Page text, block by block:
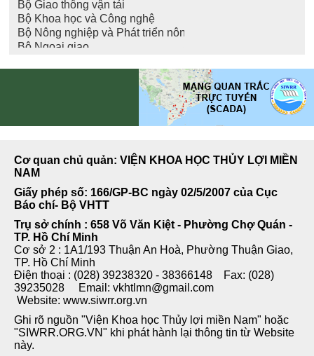
Cơ quan chủ quản: VIỆN KHOA HỌC THỦY LỢI MIỀN
NAM
Giấy phép số: 166/GP-BC ngày 02/5/2007 của Cục
Báo chí- Bộ VHTT
Trụ sở chính : 658 Võ Văn Kiệt - Phường Chợ Quán -
TP. Hồ Chí Minh
Cơ sở 2 : 1A1/193 Thuận An Hoà, Phường Thuận Giao,
TP. Hồ Chí Minh
Điện thoại : (028) 39238320 - 38366148 Fax: (028)
39235028 Email: vkhtlmn@gmail.com
Website: www.siwrr.org.vn
Ghi rõ nguồn "Viện Khoa học Thủy lợi miền Nam" hoặc
"SIWRR.ORG.VN" khi phát hành lại thông tin từ Website
này.